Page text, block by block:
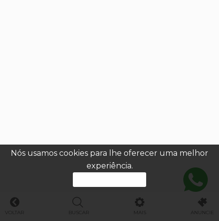
Nós usamos cookies para lhe oferecer uma melhor
experiência.
VOLTAR BUSCAR MAIS ANUNCIE